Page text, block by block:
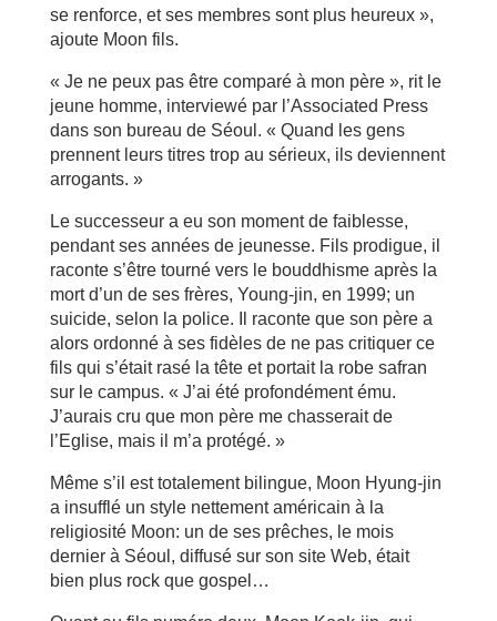
se renforce, et ses membres sont plus heureux »,
ajoute Moon fils.
« Je ne peux pas être comparé à mon père », rit le
jeune homme, interviewé par l’Associated Press
dans son bureau de Séoul. « Quand les gens
prennent leurs titres trop au sérieux, ils deviennent
arrogants. »
Le successeur a eu son moment de faiblesse,
pendant ses années de jeunesse. Fils prodigue, il
raconte s’être tourné vers le bouddhisme après la
mort d’un de ses frères, Young-jin, en 1999; un
suicide, selon la police. Il raconte que son père a
alors ordonné à ses fidèles de ne pas critiquer ce
fils qui s’était rasé la tête et portait la robe safran
sur le campus. « J’ai été profondément ému.
J’aurais cru que mon père me chasserait de
l’Eglise, mais il m’a protégé. »
Même s’il est totalement bilingue, Moon Hyung-jin
a insufflé un style nettement américain à la
religiosité Moon: un de ses prêches, le mois
dernier à Séoul, diffusé sur son site Web, était
bien plus rock que gospel…